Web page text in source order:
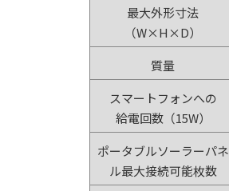
最大外形寸法
（W×H×D）
質量
スマートフォンへの
給電回数（15W）
ポータブルソーラーパネ
ル最大接続可能枚数